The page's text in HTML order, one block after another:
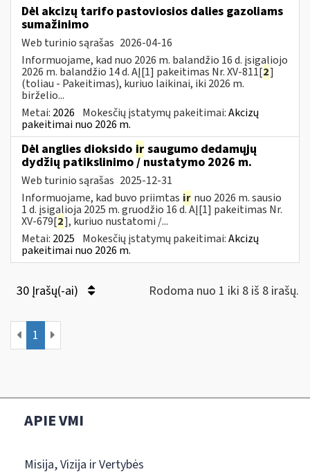
Dėl akcizų tarifo pastoviosios dalies gazoliams
sumažinimo
Web turinio sąrašas 2026-04-16
Informuojame, kad nuo 2026 m. balandžio 16 d. įsigaliojo
2026 m. balandžio 14 d. AĮ[1] pakeitimas Nr. XV-811[2]
(toliau - Pakeitimas), kuriuo laikinai, iki 2026 m.
birželio...
Metai: 2026 Mokesčių įstatymų pakeitimai:Akcizų
pakeitimai nuo 2026 m.
Dėl anglies dioksido ir saugumo dedamųjų
dydžių patikslinimo / nustatymo 2026 m.
Web turinio sąrašas 2025-12-31
Informuojame, kad buvo priimtas ir nuo 2026 m. sausio
1 d. įsigalioja 2025 m. gruodžio 16 d. AĮ[1] pakeitimas Nr.
XV-679[2], kuriuo nustatomi /...
Metai: 2025 Mokesčių įstatymų pakeitimai:Akcizų
pakeitimai nuo 2026 m.
30 Įrašų(-ai) Rodoma nuo 1 iki 8 iš 8 irašų.
1
APIE VMI
Misija, Vizija ir Vertybės